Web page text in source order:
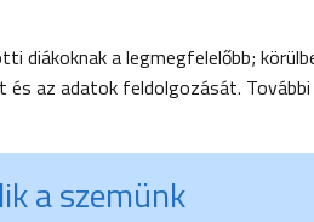
diákoknak a legmegfelelőbb;
és az adatok feldolgozását.
a szemünk